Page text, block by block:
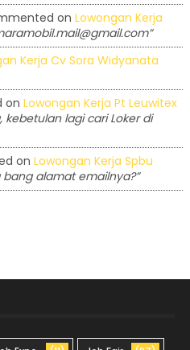
on Lowongan Kerja
Kerja Cv Sora Widyanata
on Lowongan Kerja Pt Leuwitex
kebetulan lagi cari Loker di
on Lowongan Kerja Spbu
bang alamat emailnya?”